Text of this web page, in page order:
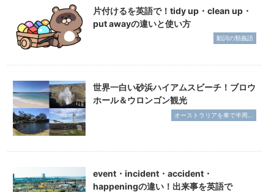
片付けるを英語で！tidy up・clean up・
put awayの違いと使い方
動詞の類義語
世界一白い砂浜ハイアムスビーチ！ブロウ
ホール＆ウロンゴン観光
オーストラリアを車で半周...
event・incident・accident・
happeningの違い！出来事を英語で